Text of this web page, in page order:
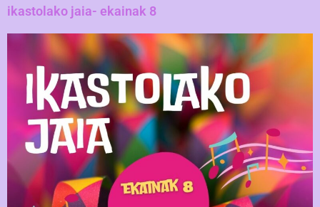
ikastolako jaia- ekainak 8